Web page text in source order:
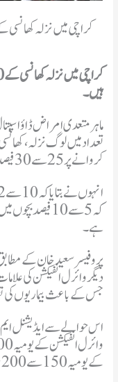
ہیں۔
ماہر متعدی امراض ڈاؤ
تعداد میں لوگ نزلہ،
کروانے پر 25 سے 30 فیصد مریضوں میں کورونا مثبت آرہا ہے۔
کہ 5 سے 10
ہے۔
دیگر وائرل انفیکشن کی
جس کے باعث بیماریوں
اس حوالے سے ایڈیشنل ایم
کے یومیہ 150 سے 200 مریض آرہے ہیں۔